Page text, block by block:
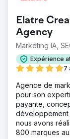
Elatre
Agency
Marketing IA,
Expérience
7
Agence de
pour son
payante,
développement
nous avons
800 marques